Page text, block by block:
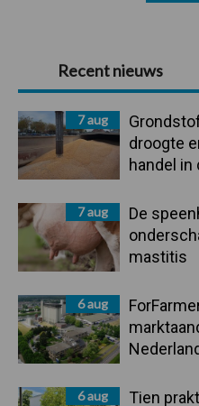
Primaire
Sidebar
Recent nieuws
7 aug
droogte
handel in
7 aug
De
mastitis
6 aug
6 aug
Tien